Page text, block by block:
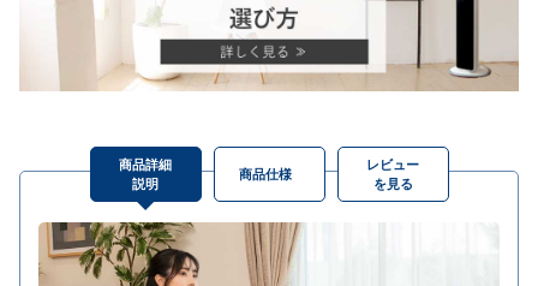
商品詳細
説明
商品仕様
レビュー
を見る